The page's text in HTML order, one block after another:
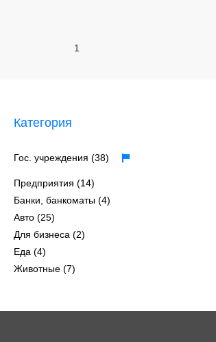
1
Категория
Гос. учреждения (38)
Предприятия (14)
Банки, банкоматы (4)
Авто (25)
Для бизнеса (2)
Еда (4)
Животные (7)